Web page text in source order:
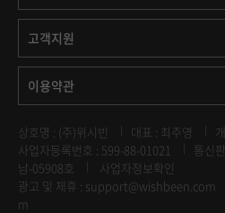
고객지원
이용약관
상호명 : (주)위시빈 대표 : 최주영
사업자등록번호 : 599-88-01021
통신
남-05908호
사업자정보확인
광고 및 제휴 : support@wishbeen.com
m